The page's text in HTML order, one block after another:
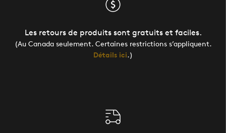
Les retours de produits sont gratuits et faciles.
(Au Canada seulement. Certaines restrictions s’appliquent.
Détails ici.)